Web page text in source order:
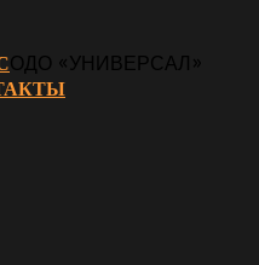
ОДО «УНИВЕРСАЛ»